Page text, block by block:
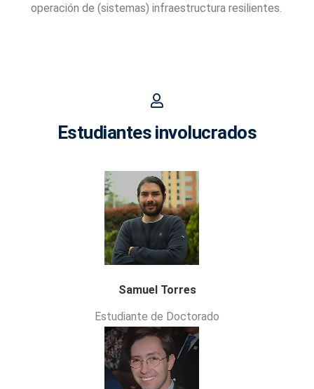
operación de (sistemas) infraestructura resilientes.
Estudiantes involucrados
Samuel Torres
Estudiante de Doctorado